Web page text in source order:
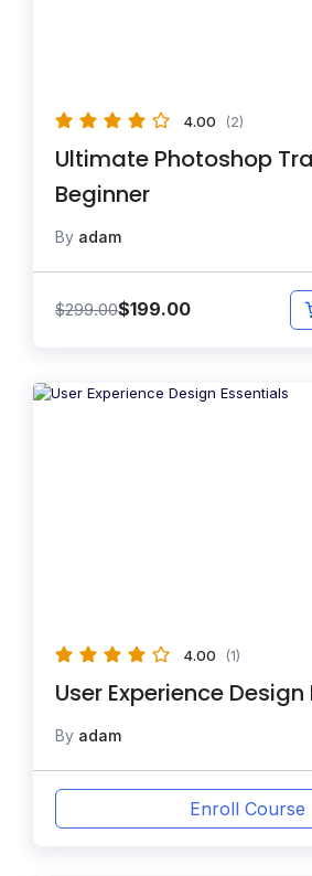
4.00 (2)
Ultimate Photoshop
Beginner
By adam
$299.00$199.00
4.00 (1)
User Experience
By adam
Enroll Course